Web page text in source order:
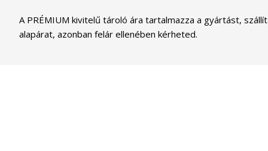
A PRÉMIUM kivitelű tároló ára tartalmazza a gyártást,
alapárat, azonban felár ellenében kérheted.